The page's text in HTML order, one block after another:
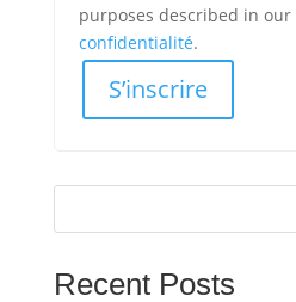
purposes described in our
confidentialité.
S’inscrire
Recent Posts